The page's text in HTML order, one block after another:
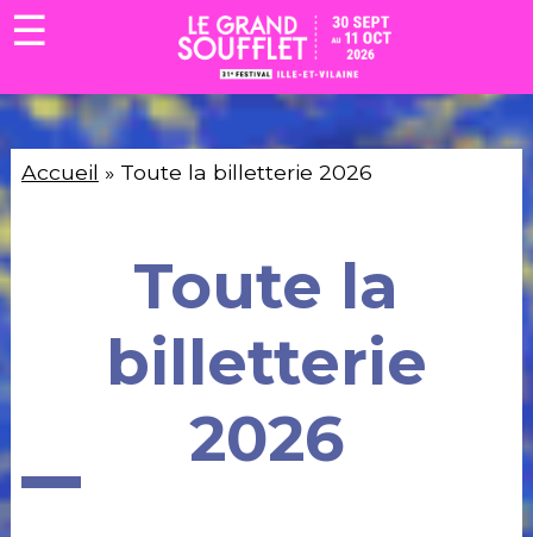
☰
Accueil » Toute la billetterie 2026
Toute la
billetterie
2026